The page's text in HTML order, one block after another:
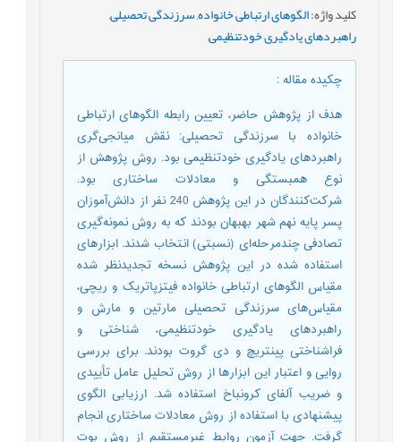
کلید واژه:الگوهای ارتباطی خانواده,سرزندگی تحصیلی,
راهبردهای یادگیری خودتنظیمی,
چکیده مقاله:
هدف از پژوهش حاضر، تعیین رابطه الگوهای ارتباطی
خانواده با سرزندگی تحصیلی: نقش میانجی‌‌گری
راهبردهای یادگیری خودتنظیمی بود. روش پژوهش از
نوع همبستگی و معادلات ساختاری بود.
شرکت‌کنندگان در این پژوهش 240 نفر از دانش‌آموزان
پسر پایه نهم شهر بهبهان بودند که به روش نمونه‌‌گیری
تصادفی چندمرحله‌ای (نسبتی) انتخاب شدند. ابزارهای
استفاده شده در این پژوهش نسخه تجدیدنظر شده
مقیاس الگوهای ارتباطی خانواده فیتزپاتریک و ریچی،
مقیاس‌های‌‌ سرزندگی تحصیلی مارتین و مارش و
راهبردهای یادگیری خودتنظیمی، شناختی و
فراشناختی پینتریچ و دی گروت بودند. برای بررسی
روایی و اعتبار این ابزارها از روش تحلیل عامل تأییدی
و ضریب آلفای کرونباخ استفاده شد. ارزیابی الگوی
پیشنهادی با استفاده از روش معادلات ساختاری انجام
گرفت. جهت آزمون روابط غیرمستقیم از روش بوت